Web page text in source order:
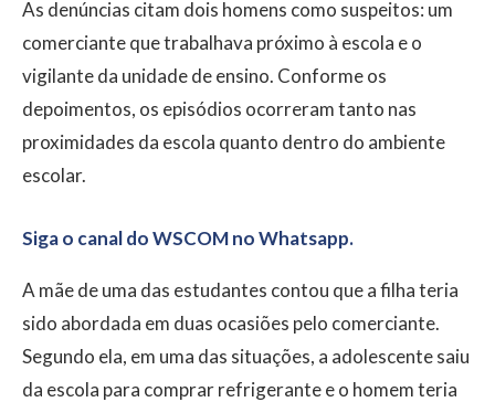
As denúncias citam dois homens como suspeitos: um
comerciante que trabalhava próximo à escola e o
vigilante da unidade de ensino. Conforme os
depoimentos, os episódios ocorreram tanto nas
proximidades da escola quanto dentro do ambiente
escolar.
Siga o canal do WSCOM no Whatsapp.
A mãe de uma das estudantes contou que a filha teria
sido abordada em duas ocasiões pelo comerciante.
Segundo ela, em uma das situações, a adolescente saiu
da escola para comprar refrigerante e o homem teria